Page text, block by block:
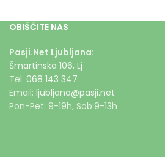
OBIŠČITE NAS
Pasji.Net Ljubljana:
Šmartinska 106, Lj
Tel: 068 143 347
Email: ljubljana@pasji.net
Pon-Pet: 9-19h, Sob:9-13h